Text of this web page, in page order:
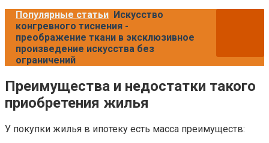
Популярные статьи Искусство
конгревного тиснения -
преображение ткани в эксклюзивное
произведение искусства без
ограничений
Преимущества и недостатки такого
приобретения жилья
У покупки жилья в ипотеку есть масса преимуществ: